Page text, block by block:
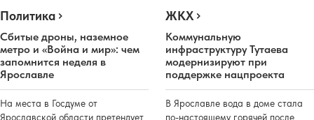
Политика
Сбитые дроны, наземное
метро и «Война и мир»: чем
запомнится неделя в
Ярославле
На места в Госдуме от
Ярославской области претендует
ЖКХ
Коммунальную
инфраструктуру Тутаева
модернизируют при
поддержке нацпроекта
В Ярославле вода в доме стала
по-настоящему горячей после